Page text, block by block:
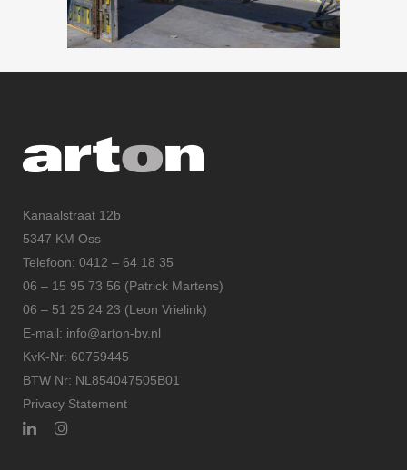
Kanaalstraat 12b
5347 KM Oss
Telefoon: 0412 – 64 18 35
06 – 15 95 73 56 (Patrick Martens)
06 – 51 25 24 23 (Leon Vrielink)
E-mail: info@arton-bv.nl
KvK-Nr: 60759445
BTW Nr: NL854047505B01
Privacy Statement